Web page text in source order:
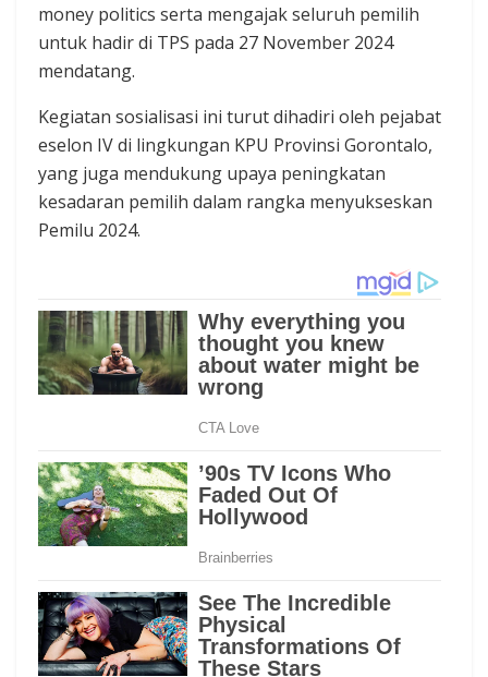
money politics serta mengajak seluruh pemilih
untuk hadir di TPS pada 27 November 2024
mendatang.
Kegiatan sosialisasi ini turut dihadiri oleh pejabat
eselon IV di lingkungan KPU Provinsi Gorontalo,
yang juga mendukung upaya peningkatan
kesadaran pemilih dalam rangka menyukseskan
Pemilu 2024.